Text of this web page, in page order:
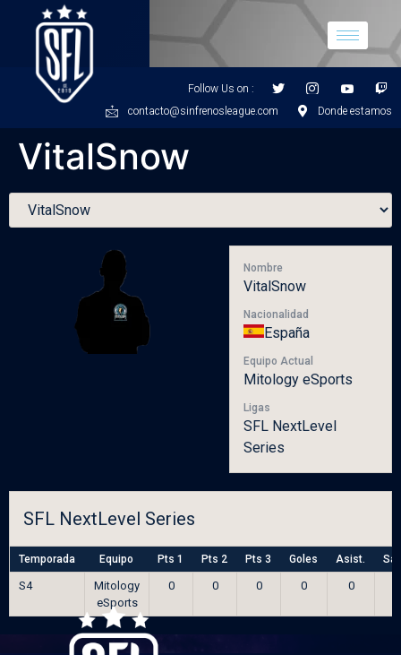
Follow Us on :
contacto@sinfrenosleague.com
Donde estamos
VitalSnow
Nombre
VitalSnow
Nacionalidad
España
Equipo Actual
Mitology eSports
Ligas
SFL NextLevel
Series
SFL NextLevel Series
Temporada Equipo Pts 1 Pts 2 Pts 3 Goles Asist.
S4
Mitology
eSports
0 0 0 0 0